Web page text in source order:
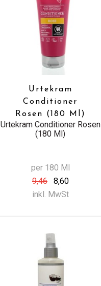
Urtekram
Conditioner
Rosen (180 Ml)
Urtekram Conditioner Rosen
(180 Ml)
per 180 Ml
9,46
8,60
inkl. MwSt